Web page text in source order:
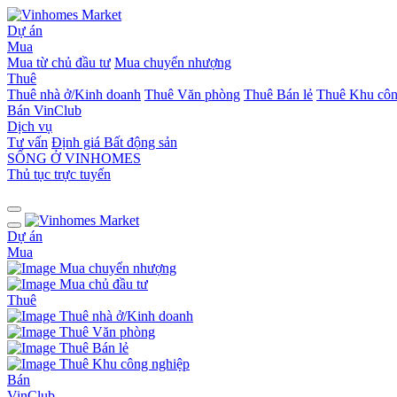
Dự án
Mua
Mua từ chủ đầu tư Mua chuyển nhượng
Thuê
Thuê nhà ở/Kinh doanh Thuê Văn phòng Thuê Bán lẻ Thuê Khu
Bán VinClub
Dịch vụ
Tư vấn Định giá Bất động sản
SỐNG Ở VINHOMES
Thủ tục trực tuyến
Dự án
Mua
Mua chuyển nhượng
Mua chủ đầu tư
Thuê
Thuê nhà ở/Kinh doanh
Thuê Văn phòng
Thuê Bán lẻ
Thuê Khu công nghiệp
Bán